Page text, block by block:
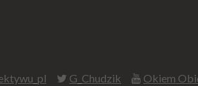
G_Chudzik Okiem